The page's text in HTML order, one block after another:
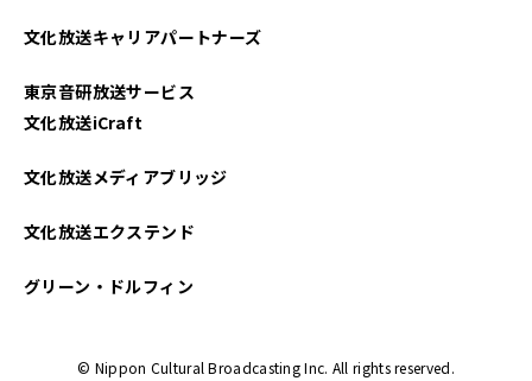
2024年11月
2024年10月
2024年09月
文化放送キャリアパートナーズ
東京音研放送サービス
文化放送iCraft
文化放送メディアブリッジ
文化放送エクステンド
グリーン・ドルフィン
© Nippon Cultural Broadcasting Inc. All rights reserved.